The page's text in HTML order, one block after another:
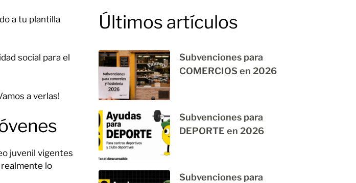
a tu plantilla
social para el
a verlas!
juvenil vigentes
lo
Últimos artículos
Subvenciones para
COMERCIOS en 2026
Subvenciones para
DEPORTE en 2026
Subvenciones para